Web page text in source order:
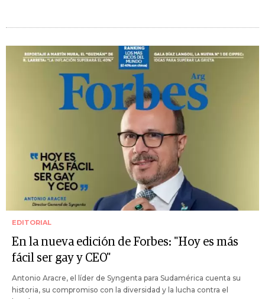
EDITORIAL
En la nueva edición de Forbes: "Hoy es más
fácil ser gay y CEO"
Antonio Aracre, el líder de Syngenta para Sudamérica cuenta su
historia, su compromiso con la diversidad y la lucha contra el